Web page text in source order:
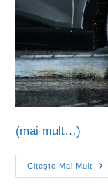
(mai mult…)
Citește Mai Mult